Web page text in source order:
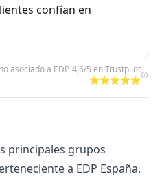
confían en
asociado a EDP. 4,6/5 en Trustpilot
⭐⭐⭐⭐⭐
principales grupos
a EDP España.